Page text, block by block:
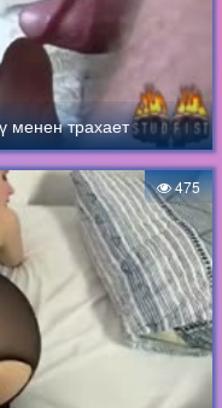
менен трахает
475